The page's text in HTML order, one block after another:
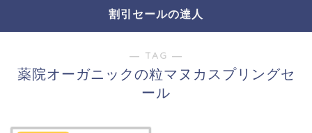
割引セールの達人
― TAG ―
薬院オーガニックの粒マヌカスプリングセ
ール